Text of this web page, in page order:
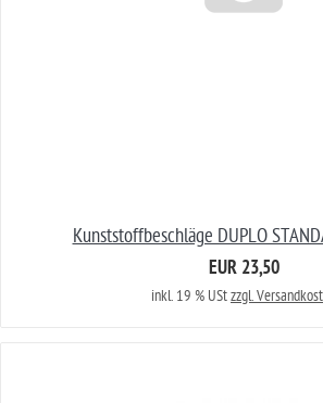
Kunststoffbeschläge DUPLO
EUR 23,50
inkl. 19 % UStzzgl.